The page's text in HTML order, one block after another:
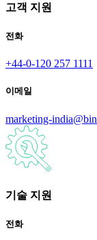
고객 지원
전화
+44-0-120 257 1111
이메일
marketing-
기술 지원
전화